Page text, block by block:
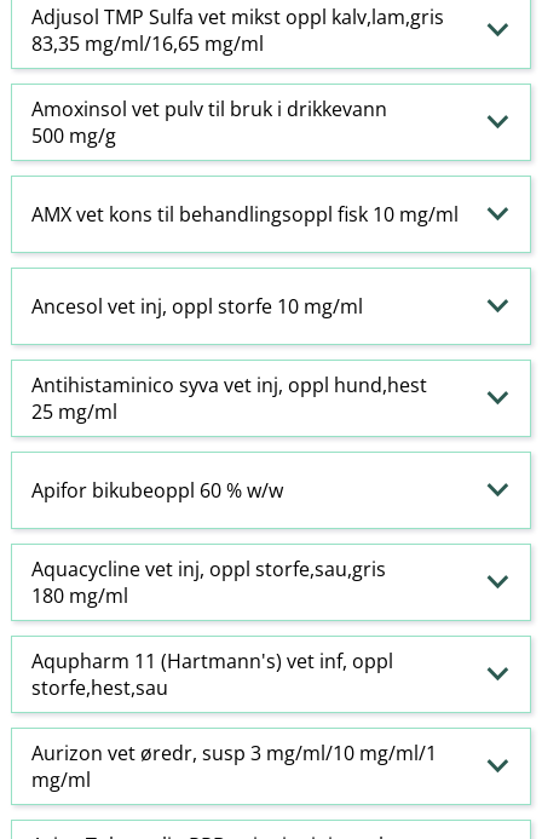
Adjusol TMP Sulfa vet mikst oppl kalv,lam,gris
83,35 mg/ml/16,65 mg/ml
Amoxinsol vet pulv til bruk i drikkevann
500 mg/g
AMX vet kons til behandlingsoppl fisk 10 mg/ml
Ancesol vet inj, oppl storfe 10 mg/ml
Antihistaminico syva vet inj, oppl hund,hest
25 mg/ml
Apifor bikubeoppl 60 % w​/​w
Aquacycline vet inj, oppl storfe,sau,gris
180 mg/ml
Aqupharm 11 (Hartmann's) vet inf, oppl
storfe,hest,sau
Aurizon vet øredr, susp 3 mg/ml/10 mg/ml/1
mg/ml